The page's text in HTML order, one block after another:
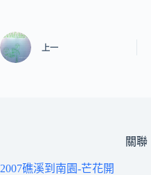
上一
關聯
2007礁溪到南園-芒花開